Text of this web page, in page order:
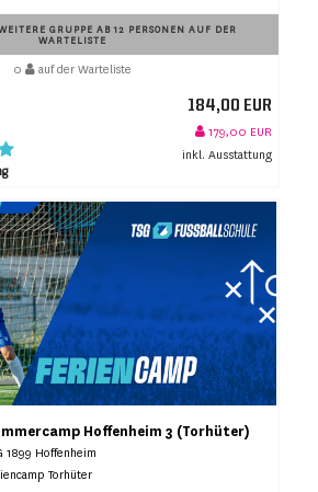
GRUPPE AB 12 PERSONEN AUF DER
WARTELISTE
0 auf der Warteliste
184,00 EUR
179,00 EUR
inkl. Ausstattung
Hoffenheim 3 (Torhüter)
1899 Hoffenheim
Torhüter